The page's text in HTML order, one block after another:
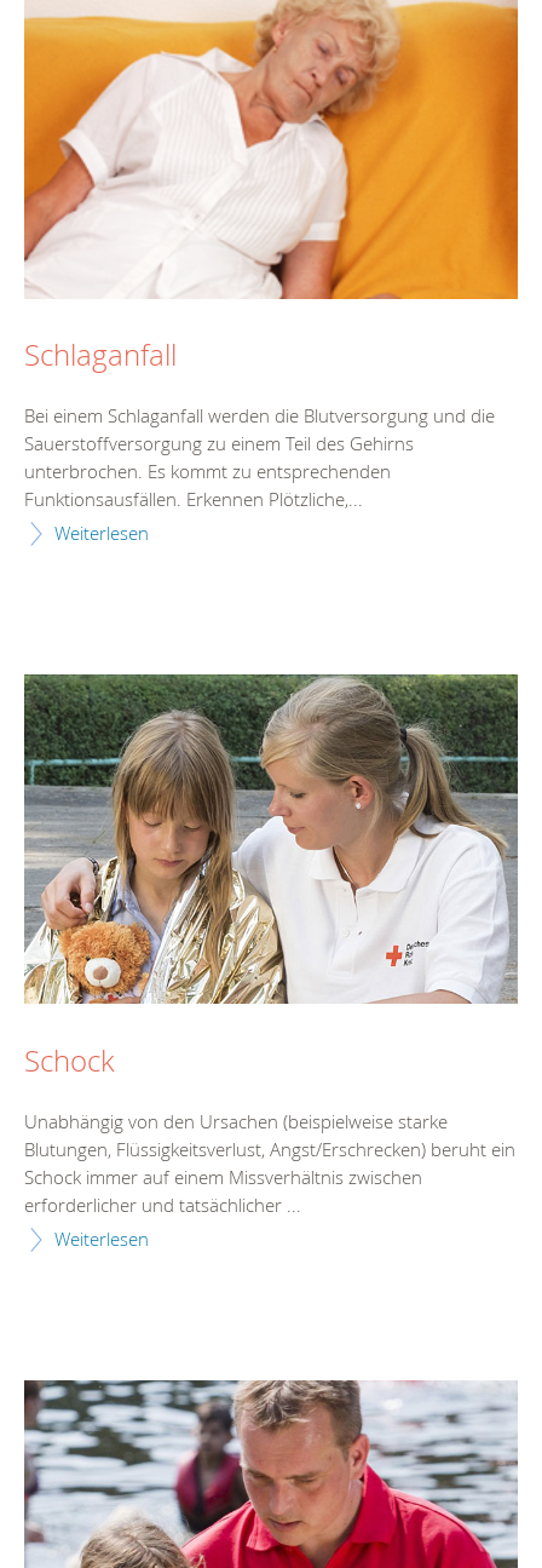
Schlaganfall
Bei einem Schlaganfall werden die Blutversorgung und die
Sauerstoffversorgung zu einem Teil des Gehirns
unterbrochen. Es kommt zu entsprechenden
Funktionsausfällen. Erkennen Plötzliche,...
Weiterlesen
Schock
Unabhängig von den Ursachen (beispielweise starke
Blutungen, Flüssigkeitsverlust, Angst/Erschrecken) beruht ein
Schock immer auf einem Missverhältnis zwischen
erforderlicher und tatsächlicher ...
Weiterlesen